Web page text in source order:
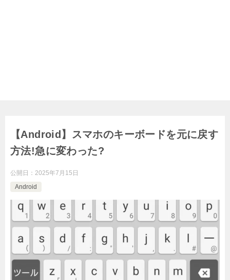
【Android】スマホのキーボードを元に戻す
方法!急に変わった?
公開日： 2025年7月15日
Android